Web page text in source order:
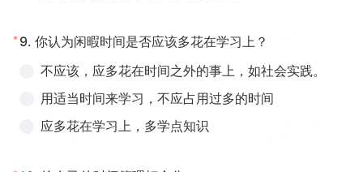
* 9. 你认为闲暇时间是否应该多花在学习上？
不应该，应多花在时间之外的事上，如社会实践。
用适当时间来学习，不应占用过多的时间
应多花在学习上，多学点知识